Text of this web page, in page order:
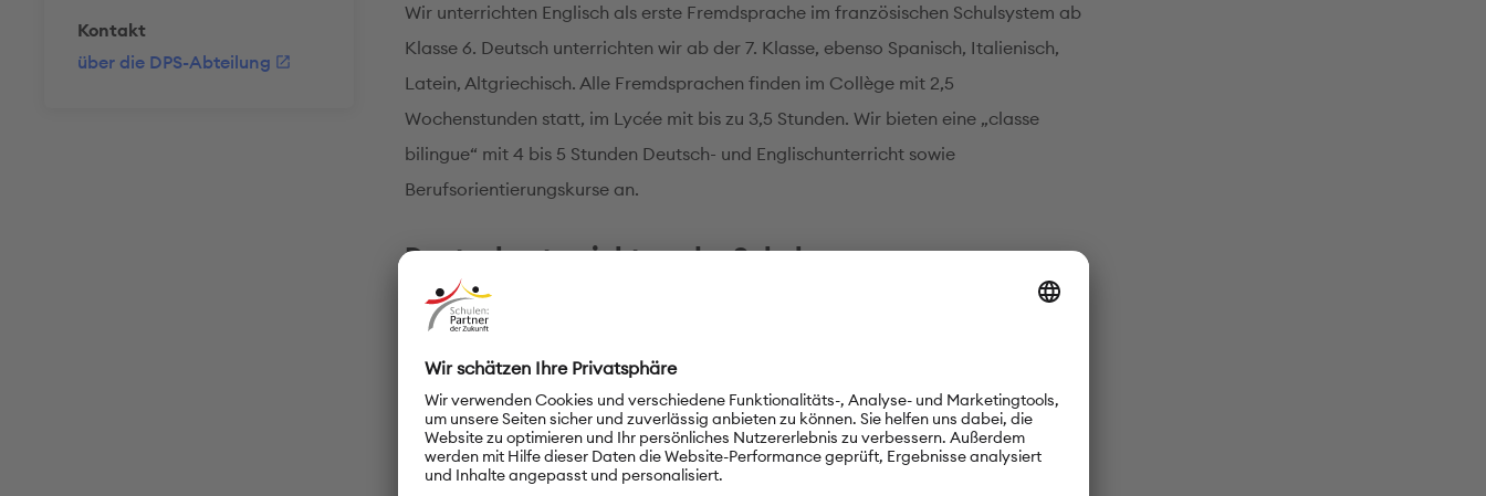
Kontakt
über die DPS-Abteilung
Wir unterrichten Englisch als erste Fremdsprache im französischen Schulsystem ab
Klasse 6. Deutsch unterrichten wir ab der 7. Klasse, ebenso Spanisch, Italienisch,
Latein, Altgriechisch. Alle Fremdsprachen finden im Collège mit 2,5
Wochenstunden statt, im Lycée mit bis zu 3,5 Stunden. Wir bieten eine „classe
bilingue“ mit 4 bis 5 Stunden Deutsch- und Englischunterricht sowie
Berufsorientierungskurse an.
Deutschunterricht an der Schule
Deutsch wird in der Grundschule mit drei Wochenstunden durch sieben
Wochenstunden durch drei Auslandsdienstlehrkräfte. In der französischen Schule
unterrichten vier Deutschlehrkräfte. Fortbildungen erfolgen über die OIB-Schulen
sowie die Fachberatung St. Germain-en-Laye. Wir organisieren verschiedene
Veranstaltungen wie Adventsfeier, Sommerfest oder eine Studienfahrt nach Berlin